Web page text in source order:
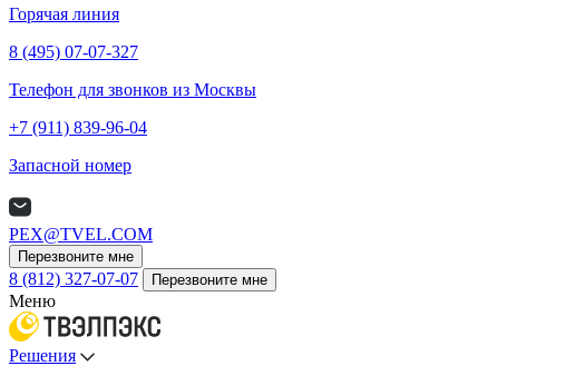
Горячая линия
8 (495) 07-07-327
Телефон для звонков из Москвы
+7 (911) 839-96-04
Запасной номер
PEX@TVEL.COM
Перезвоните мне
8 (812) 327-07-07 Перезвоните мне
Меню
Решения